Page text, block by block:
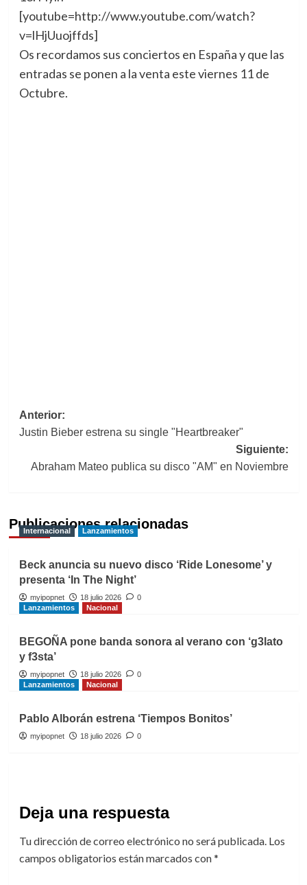
[youtube=http://www.youtube.com/watch?
v=lHjUuojffds]
Os recordamos sus conciertos en España y que las
entradas se ponen a la venta este viernes 11 de
Octubre.
Navegación
de
entradas
Anterior:
Justin Bieber estrena su single "Heartbreaker"
Siguiente:
Abraham Mateo publica su disco "AM" en Noviembre
Publicaciones relacionadas
Internacional Lanzamientos
Beck anuncia su nuevo disco ‘Ride Lonesome’ y
presenta ‘In The Night’
myipopnet 18 julio 2026
0
Lanzamientos
Nacional
BEGOÑA pone banda sonora al verano con ‘g3lato
y f3sta’
myipopnet 18 julio 2026
0
Lanzamientos
Nacional
Pablo Alborán estrena ‘Tiempos Bonitos’
myipopnet 18 julio 2026 0
Deja una respuesta
Tu dirección de correo electrónico no será publicada. Los
campos obligatorios están marcados con*